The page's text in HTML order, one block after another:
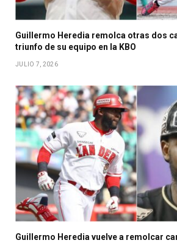
Guillermo Heredia remolca otras dos
triunfo de su equipo en la KBO
JULIO 7, 2026
Guillermo Heredia vuelve a remolcar